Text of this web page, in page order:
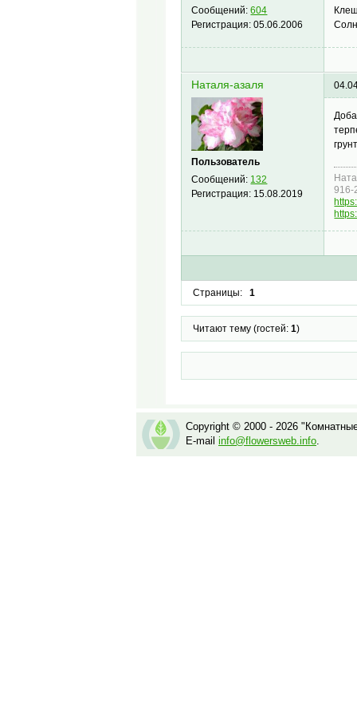
Сообщений:604
Регистрация:05.06.2006
Наталя-азаля
Пользователь
Сообщений: 132
Регистрация: 15.08.2019
916-
Страницы: 1
Читают тему (гостей: 1)
Copyright © 2000 - 2026
E-mail info@flowersweb.info.